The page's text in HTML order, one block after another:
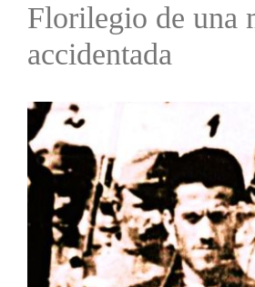
Florilegio de una
accidentada